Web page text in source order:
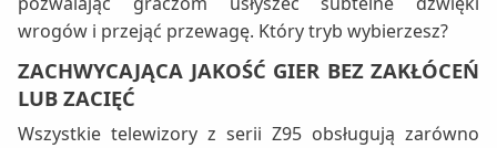
wrogów i przejąć przewagę. Który tryb wybierzesz?
ZACHWYCAJĄCA JAKOŚĆ GIER BEZ ZAKŁÓCEŃ
LUB ZACIĘĆ
Wszystkie telewizory z serii Z95 obsługują zarówno